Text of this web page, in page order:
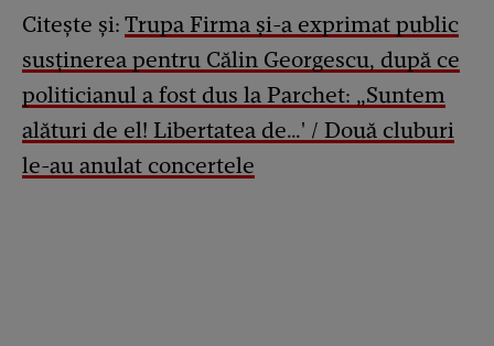
Citește și: Trupa Firma și-a exprimat public
susținerea pentru Călin Georgescu, după ce
politicianul a fost dus la Parchet: „Suntem
alături de el! Libertatea de…' / Două cluburi
le-au anulat concertele